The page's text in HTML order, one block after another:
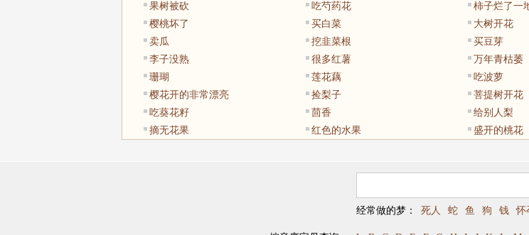
果树被砍
吃芍药花
柿子烂了一
樱桃坏了
买白菜
大树开花
卖瓜
挖韭菜根
买豆芽
李子没熟
很多红薯
万年青枯萎
珊瑚
莲花藕
吃波萝
樱花开的非常漂亮
捡梨子
菩提树开花
吃葵花籽
茴香
给别人梨
摘无花果
红色的水果 盛开的桃花
经常做的梦： 死人 蛇 鱼 狗 钱 怀